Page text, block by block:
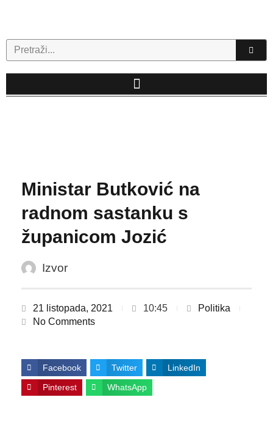
Search
Ministar Butković na
radnom sastanku s
županicom Jozić
Izvor
21 listopada, 2021 10:45
Politika
No Comments
Facebook Twitter LinkedIn
Pinterest WhatsApp